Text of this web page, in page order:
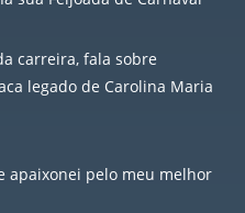
carreira, fala sobre
legado de Carolina Maria
apaixonei pelo meu melhor